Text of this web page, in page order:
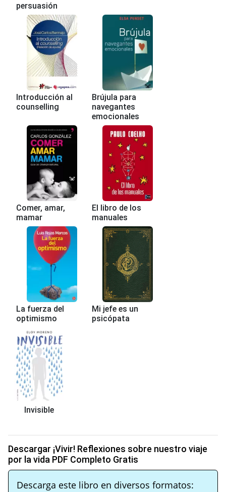
persuasión
Introducción al
counselling
Brújula para
navegantes
emocionales
Comer, amar,
mamar
El libro de los
manuales
La fuerza del
optimismo
Mi jefe es un
psicópata
Invisible
Descargar ¡Vivir! Reflexiones sobre nuestro viaje
por la vida PDF Completo Gratis
Descarga este libro en diversos formatos: